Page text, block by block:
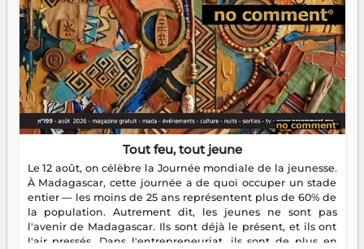
Tout feu, tout jeune
Le 12 août, on célèbre la Journée mondiale de la jeunesse.
À Madagascar, cette journée a de quoi occuper un stade
entier — les moins de 25 ans représentent plus de 60% de
la population. Autrement dit, les jeunes ne sont pas
l'avenir de Madagascar. Ils sont déjà le présent, et ils ont
l'air pressés. Dans l'entrepreneuriat, ils sont de plus en